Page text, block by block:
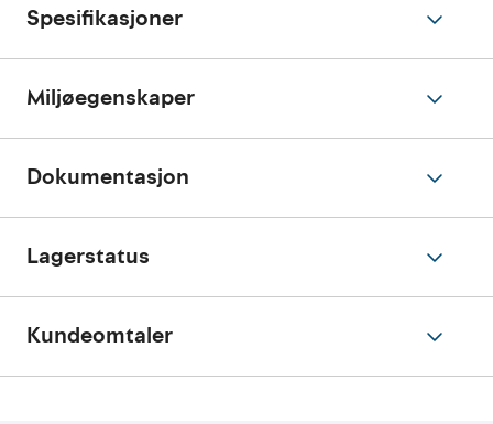
Spesifikasjoner
Miljøegenskaper
Dokumentasjon
Lagerstatus
Kundeomtaler